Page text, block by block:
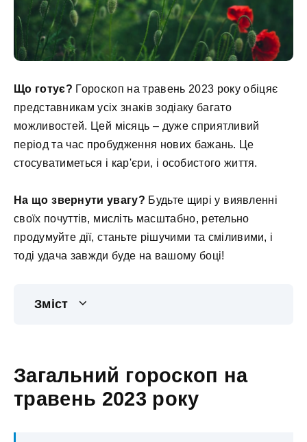
Що готує? Гороскоп на травень 2023 року обіцяє
представникам усіх знаків зодіаку багато
можливостей. Цей місяць – дуже сприятливий
період та час пробудження нових бажань. Це
стосуватиметься і кар'єри, і особистого життя.
На що звернути увагу? Будьте щирі у виявленні
своїх почуттів, мисліть масштабно, ретельно
продумуйте дії, станьте рішучими та сміливими, і
тоді удача завжди буде на вашому боці!
Зміст
Загальний гороскоп на
травень 2023 року